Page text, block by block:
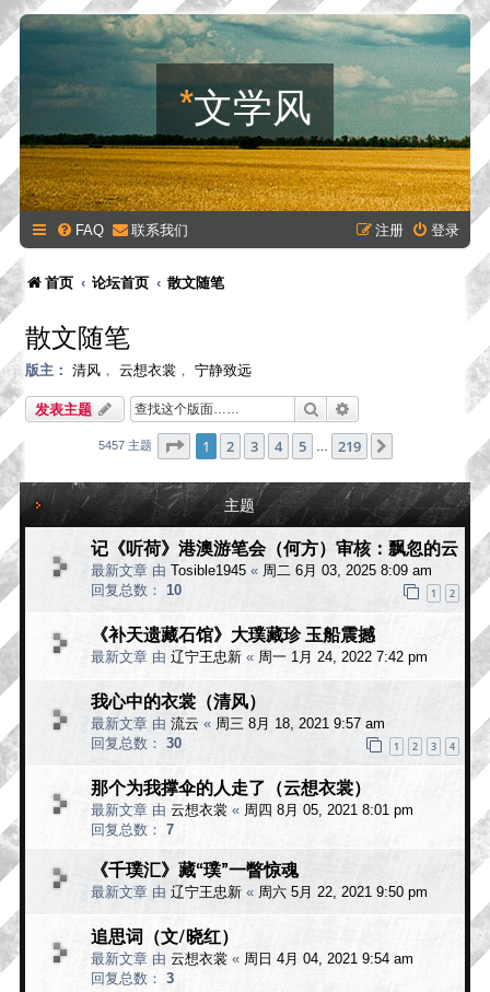
*文学风
FAQ 联系我们 登录
注册
首页 论坛首页 散文随笔
散文随笔
版主： 清风 ， 云想衣裳 ， 宁静致远
发表主题 搜索
5457 主题 分页：1 219
1 2 3 4 5 219
主题
记《听荷》港澳游笔会（何方）审核：飘忽的云
最新文章 由 Tosible1945 « 周二 6月 03, 2025 8:09 am
回复总数： 10 1 2
《补天遗藏石馆》大璞藏珍 玉船震撼
最新文章 由 辽宁王忠新 « 周一 1月 24, 2022 7:42 pm
我心中的衣裳（清风）
最新文章 由 流云 « 周三 8月 18, 2021 9:57 am
回复总数： 30 1 2 3 4
那个为我撑伞的人走了（云想衣裳）
最新文章 由 云想衣裳 « 周四 8月 05, 2021 8:01 pm
回复总数： 7
《千璞汇》藏“璞”一瞥惊魂
最新文章 由 辽宁王忠新 « 周六 5月 22, 2021 9:50 pm
追思词（文/晓红）
最新文章 由 云想衣裳 « 周日 4月 04, 2021 9:54 am
回复总数： 3